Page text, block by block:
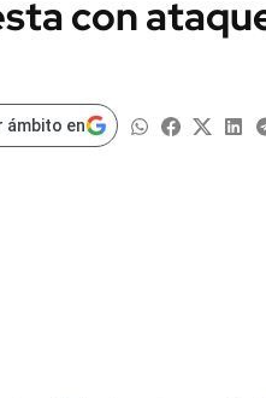
MUNDO
con
ámbito en